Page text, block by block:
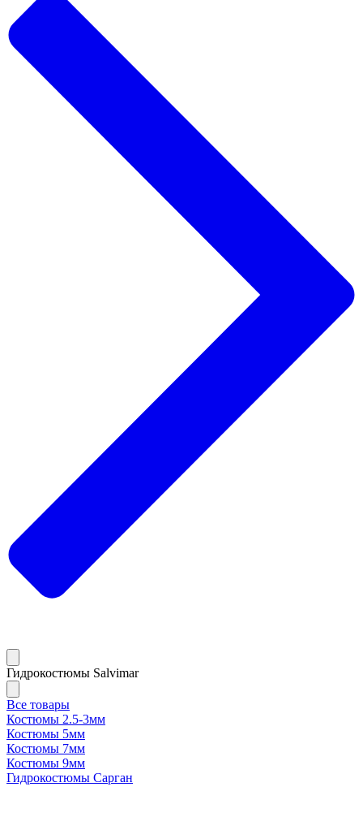
Гидрокостюмы Salvimar
Все товары
Костюмы 2.5-3мм
Костюмы 5мм
Костюмы 7мм
Костюмы 9мм
Гидрокостюмы Сарган